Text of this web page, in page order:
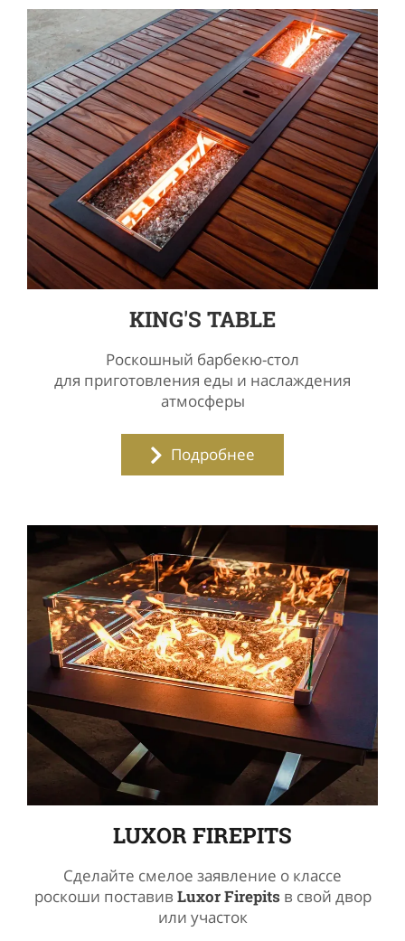
KING'S TABLE
Роскошный барбекю-стол
для приготовления еды и наслаждения
атмосферы
Подробнее
LUXOR FIREPITS
Сделайте смелое заявление о классе
роскоши поставив Luxor Firepits в свой двор
или участок